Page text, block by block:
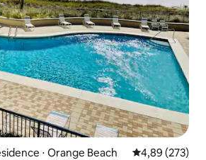
⋅ Orange Beach Évaluation
4,89 (273)